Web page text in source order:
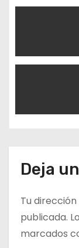
t
a
a
Deja
Tu
publicada.
marcados